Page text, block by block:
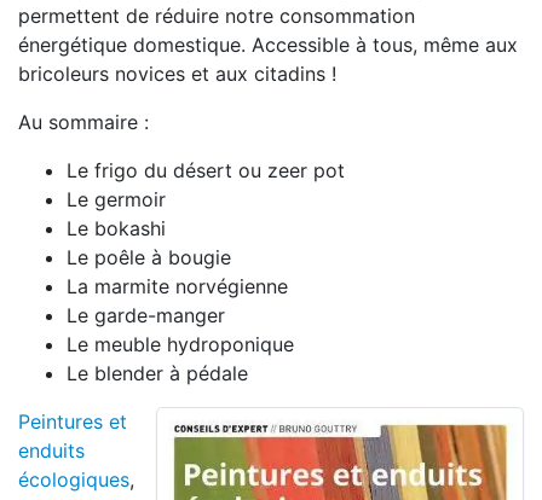
permettent de réduire notre consommation
énergétique domestique. Accessible à tous, même aux
bricoleurs novices et aux citadins !
Au sommaire :
Le frigo du désert ou zeer pot
Le germoir
Le bokashi
Le poêle à bougie
La marmite norvégienne
Le garde-manger
Le meuble hydroponique
Le blender à pédale
Peintures et
enduits
écologiques,